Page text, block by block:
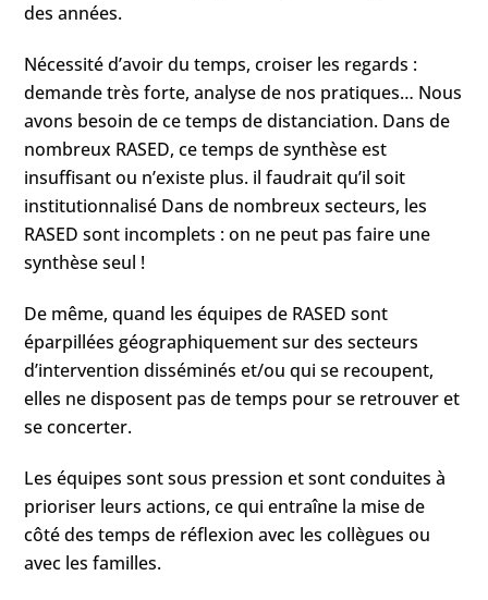
des années.
Nécessité d’avoir du temps, croiser les regards :
demande très forte, analyse de nos pratiques… Nous
avons besoin de ce temps de distanciation. Dans de
nombreux RASED, ce temps de synthèse est
insuffisant ou n’existe plus. il faudrait qu’il soit
institutionnalisé Dans de nombreux secteurs, les
RASED sont incomplets : on ne peut pas faire une
synthèse seul !
De même, quand les équipes de RASED sont
éparpillées géographiquement sur des secteurs
d’intervention disséminés et/ou qui se recoupent,
elles ne disposent pas de temps pour se retrouver et
se concerter.
Les équipes sont sous pression et sont conduites à
prioriser leurs actions, ce qui entraîne la mise de
côté des temps de réflexion avec les collègues ou
avec les familles.